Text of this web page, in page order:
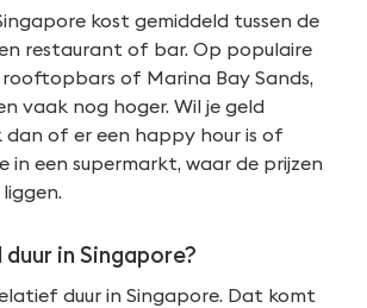
kost gemiddeld tussen de
restaurant of bar. Op populaire
rooftopbars of Marina Bay Sands,
vaak nog hoger. Wil je geld
dan of er een happy hour is of
in een supermarkt, waar de prijzen
duur in Singapore?
duur in Singapore. Dat komt